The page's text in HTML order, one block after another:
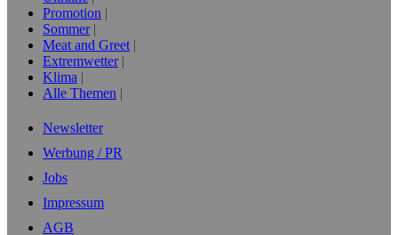
Promotion
Sommer
Meat and Greet
Extremwetter
Klima
Alle Themen
Newsletter
Werbung / PR
Jobs
Impressum
AGB